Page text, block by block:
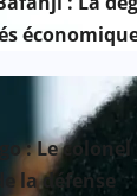
: Le
la défense